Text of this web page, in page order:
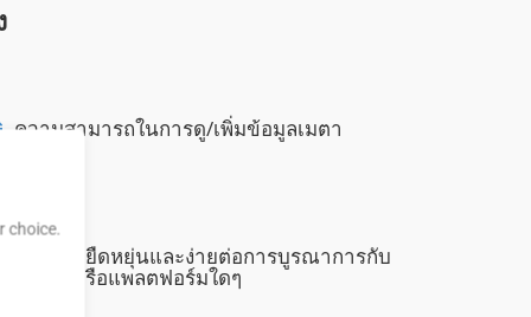
ความสามารถในการดู/เพิ่มข้อมูลเมตา
มีความยืดหยุ่นและง่ายต่อการบูรณาการกับ
ภาษาหรือแพลตฟอร์มใดๆ
choice.